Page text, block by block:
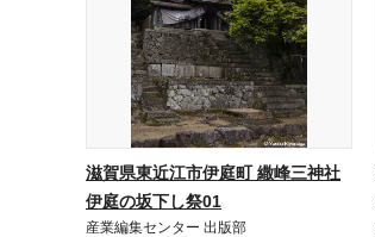
滋賀県東近江市伊庭町 繖峰三神社
伊庭の坂下し祭01
産業編集センター 出版部